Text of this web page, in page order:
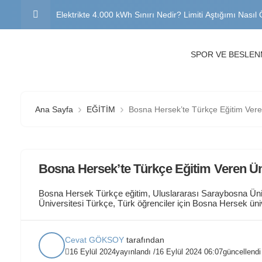
Elektrikte 4.000 kWh Sınırı Nedir? Limiti Aştığımı
SPOR VE
Ana Sayfa EĞİTİM Bosna Hersek’te Türkçe Eğitim
Bosna Hersek’te Türkçe Eğitim Veren
Bosna Hersek Türkçe eğitim, Uluslararası Saraybosna
Üniversitesi Türkçe, Türk öğrenciler için Bosna Hersek
öğrenciler için cazip bir yurtdışı eğitim merkezi haline
Cevat GÖKSOY tarafından
16 Eylül 2024yayınlandı /16 Eylül 2024 06:07güncellendi